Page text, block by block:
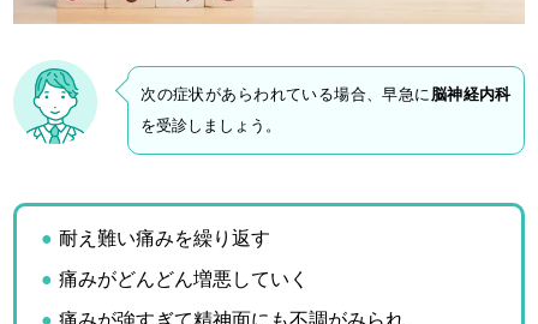
次の症状があらわれている場合、早急に 脳神経内科
を受診しましょう。
耐え難い痛みを繰り返す
痛みがどんどん増悪していく
痛みが強すぎて精神面にも不調がみられ